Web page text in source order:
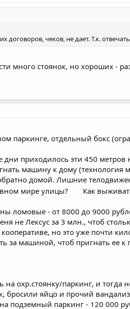
чеков, не дает. Т.к.
много стоянок, но хороших -
паркинге, отдельный бокс
приходилось эти 450
машину к дому (технология
домой. Лишние
мире улицы?
Как
ломовые - от 8000 до 9000
не Лексус за 3 млн., чтоб
но это уже почти
за машиной, чтоб пригнать ее к
охр.стоянку/паркинг, и
бросили яйцо и прочий
подземный паркинг - 120 000